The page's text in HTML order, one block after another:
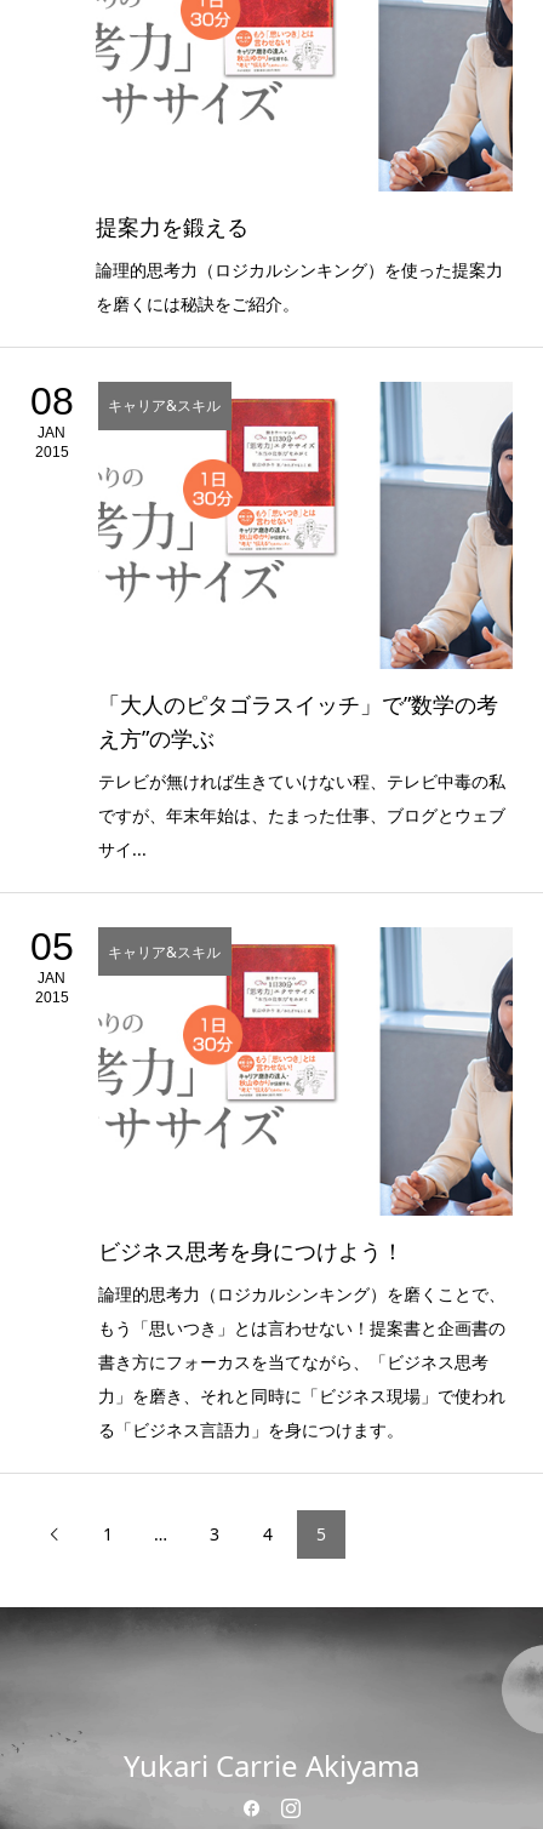
提案力を鍛える
論理的思考力（ロジカルシンキング）を使った提案力
を磨くには秘訣をご紹介。
08
JAN
2015
キャリア&スキル
「大人のピタゴラスイッチ」で”数学の考
え方”の学ぶ
テレビが無ければ生きていけない程、テレビ中毒の私
ですが、年末年始は、たまった仕事、ブログとウェブ
サイ...
05
JAN
2015
キャリア&スキル
ビジネス思考を身につけよう！
論理的思考力（ロジカルシンキング）を磨くことで、
もう「思いつき」とは言わせない！提案書と企画書の
書き方にフォーカスを当てながら、「ビジネス思考
力」を磨き、それと同時に「ビジネス現場」で使われ
る「ビジネス言語力」を身につけます。
 1 … 3 4 5
Yukari Carrie Akiyama